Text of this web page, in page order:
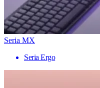
Seria MX
Seria Ergo